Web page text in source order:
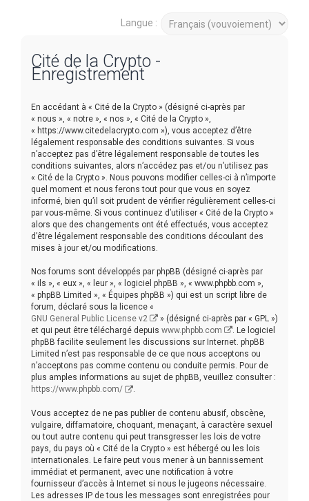
Langue :
Cité de la Crypto -
Enregistrement
En accédant à « Cité de la Crypto » (désigné ci-après par
« nous », « notre », « nos », « Cité de la Crypto »,
« https://www.citedelacrypto.com »), vous acceptez d’être
légalement responsable des conditions suivantes. Si vous
n’acceptez pas d’être légalement responsable de toutes les
conditions suivantes, alors n’accédez pas et/ou n’utilisez pas
« Cité de la Crypto ». Nous pouvons modifier celles-ci à n’importe
quel moment et nous ferons tout pour que vous en soyez
informé, bien qu’il soit prudent de vérifier régulièrement celles-ci
par vous-même. Si vous continuez d’utiliser « Cité de la Crypto »
alors que des changements ont été effectués, vous acceptez
d’être légalement responsable des conditions découlant des
mises à jour et/ou modifications.
Nos forums sont développés par phpBB (désigné ci-après par
« ils », « eux », « leur », « logiciel phpBB », « www.phpbb.com »,
« phpBB Limited », « Équipes phpBB ») qui est un script libre de
forum, déclaré sous la licence «
GNU General Public License v2
» (désigné ci-après par « GPL »)
et qui peut être téléchargé depuis www.phpbb.com
. Le logiciel
phpBB facilite seulement les discussions sur Internet. phpBB
Limited n’est pas responsable de ce que nous acceptons ou
n’acceptons pas comme contenu ou conduite permis. Pour de
plus amples informations au sujet de phpBB, veuillez consulter :
https://www.phpbb.com/
.
Vous acceptez de ne pas publier de contenu abusif, obscène,
vulgaire, diffamatoire, choquant, menaçant, à caractère sexuel
ou tout autre contenu qui peut transgresser les lois de votre
pays, du pays où « Cité de la Crypto » est hébergé ou les lois
internationales. Le faire peut vous mener à un bannissement
immédiat et permanent, avec une notification à votre
fournisseur d’accès à Internet si nous le jugeons nécessaire.
Les adresses IP de tous les messages sont enregistrées pour